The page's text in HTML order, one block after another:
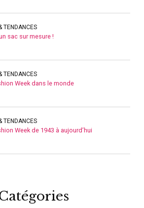
TENDANCES
sac sur mesure !
TENDANCES
Week dans le monde
TENDANCES
Week de 1943 à aujourd’hui